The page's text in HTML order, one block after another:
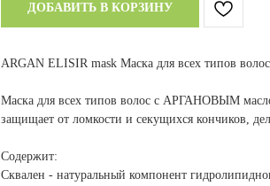
ДОБАВИТЬ В КОРЗИНУ
ARGAN ELISIR mask Маска для всех типов
Маска для всех типов волос с АРГАНОВЫМ
защищает от ломкости и секущихся кончиков,
Содержит:
Сквален - натуральный компонент